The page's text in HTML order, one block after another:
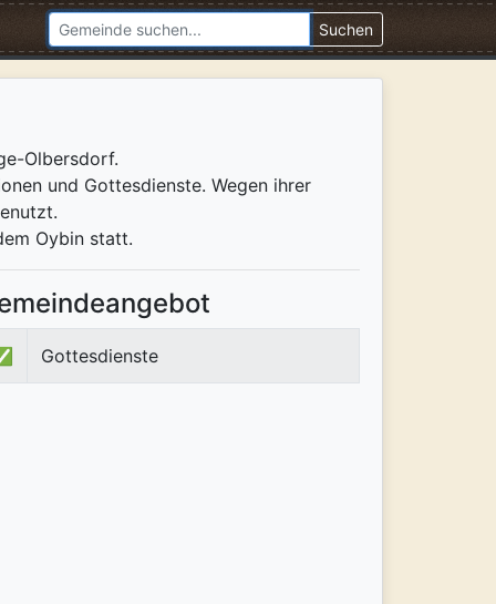
Suchen
Olbersdorf.
und Gottesdienste. Wegen ihrer
Oybin statt.
Gottesdienste